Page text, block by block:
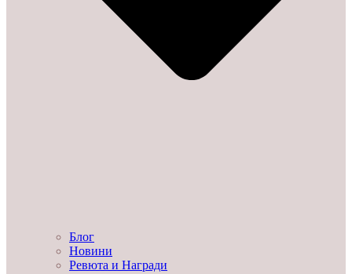
Блог
Новини
Ревюта и Награди